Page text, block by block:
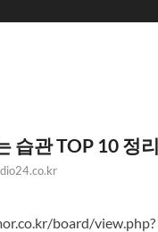
습관 TOP 10 정
board/view.php?